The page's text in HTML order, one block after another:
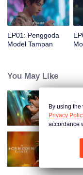
EP01: Penggoda
Model Tampan
You May Like
By using
Privacy
accordance